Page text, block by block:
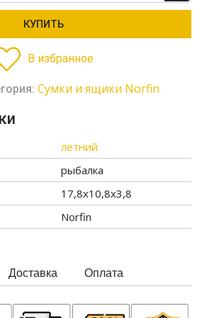
КУПИТЬ
В избранное
Сумки и ящики Norfin
летний
рыбалка
17,8х10,8х3,8
Norfin
Доставка Оплата